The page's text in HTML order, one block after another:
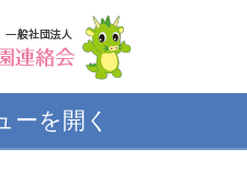
ーを開く